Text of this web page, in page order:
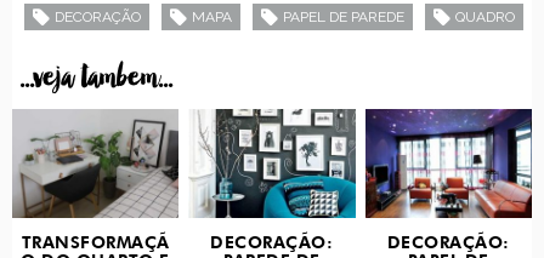
DECORAÇÃO MAPA PAPEL DE PAREDE QUADRO
...veja tambem...
TRANSFORMAÇÃ
DECORAÇÃO:
DECORAÇÃO: